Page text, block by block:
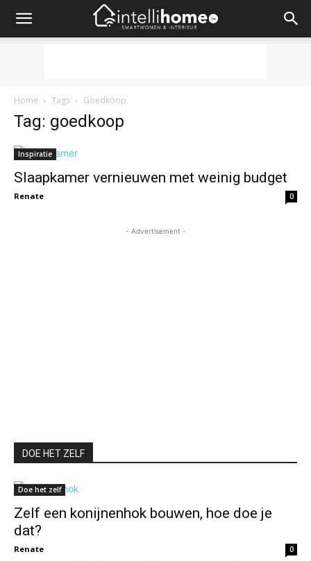
Home Tags Goedkoop
Tag: goedkoop
Inspiratie
Slaapkamer vernieuwen met weinig budget
Renate 0
- Advertisement -
DOE HET ZELF
Doe het zelf
Zelf een konijnenhok bouwen, hoe doe je
dat?
Renate 0